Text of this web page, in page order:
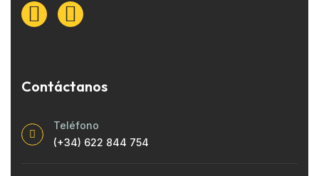
Contáctanos
Teléfono
(+34) 622 844 754